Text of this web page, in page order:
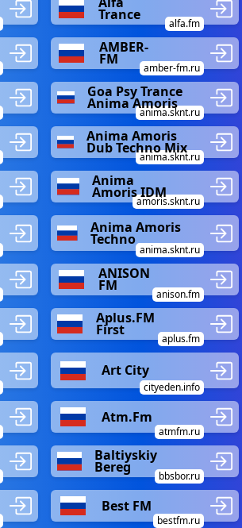
Trance
alfa.fm
AMBER-
FM
amber-fm.ru
Goa Psy Trance
Anima Amoris
anima.sknt.ru
Anima Amoris
Dub Techno Mix
anima.sknt.ru
Anima
Amoris IDM
amoris.sknt.ru
Anima Amoris
Techno
anima.sknt.ru
ANISON
FM
anison.fm
Aplus.FM
First
aplus.fm
Art Сity
cityeden.info
Atm.Fm
atmfm.ru
Baltiyskiy
Bereg
bbsbor.ru
Best FM
bestfm.ru